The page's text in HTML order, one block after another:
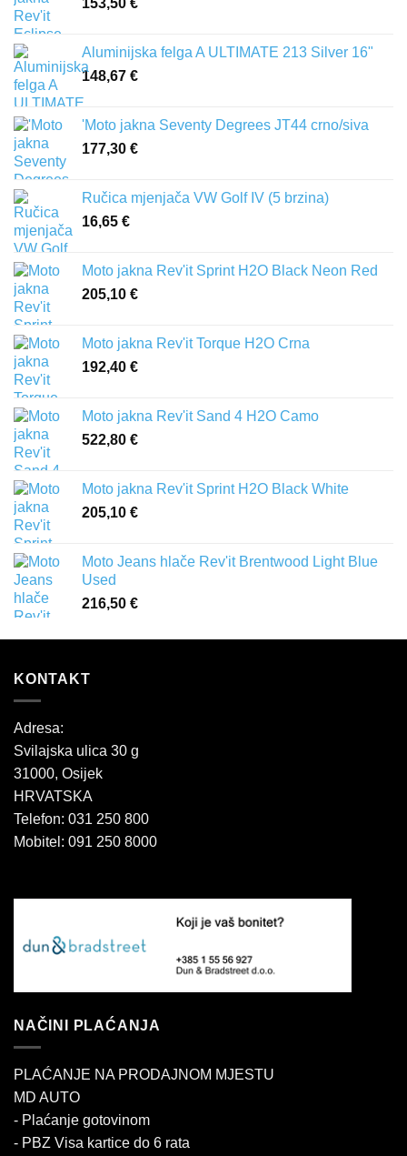
Aluminijska felga A ULTIMATE 213 Silver 16"
148,67 €
'Moto jakna Seventy Degrees JT44 crno/siva
177,30 €
Ručica mjenjača VW Golf IV (5 brzina)
16,65 €
Moto jakna Rev'it Sprint H2O Black Neon Red
205,10 €
Moto jakna Rev'it Torque H2O Crna
192,40 €
Moto jakna Rev'it Sand 4 H2O Camo
522,80 €
Moto jakna Rev'it Sprint H2O Black White
205,10 €
Moto Jeans hlače Rev'it Brentwood Light Blue
Used
216,50 €
KONTAKT
Adresa:
Svilajska ulica 30 g
31000, Osijek
HRVATSKA
Telefon: 031 250 800
Mobitel: 091 250 8000
NAČINI PLAĆANJA
PLAĆANJE NA PRODAJNOM MJESTU
MD AUTO
- Plaćanje gotovinom
- PBZ Visa kartice do 6 rata